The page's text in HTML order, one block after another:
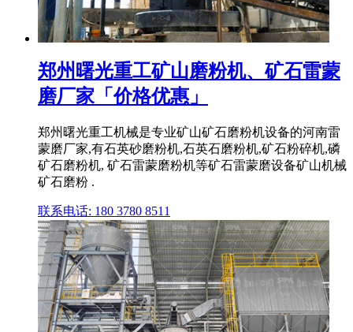
郑州曙光重工矿山磨粉机、矿石雷蒙
磨厂家「价格优惠」
郑州曙光重工机械是专业矿山矿石磨粉机设备的河南雷
蒙磨厂家,有石英砂磨粉机,石英石磨粉机,矿石粉碎机,磷
矿石磨粉机, 矿石雷蒙磨粉机等矿石雷蒙磨设备矿山机械
矿石磨粉 .
联系电话: 180 3780 8511